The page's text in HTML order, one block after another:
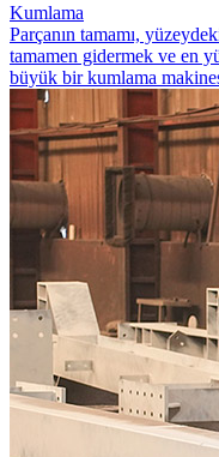
Kumlama
Parçanın tamamı,
tamamen gidermek ve en
büyük bir kumlama